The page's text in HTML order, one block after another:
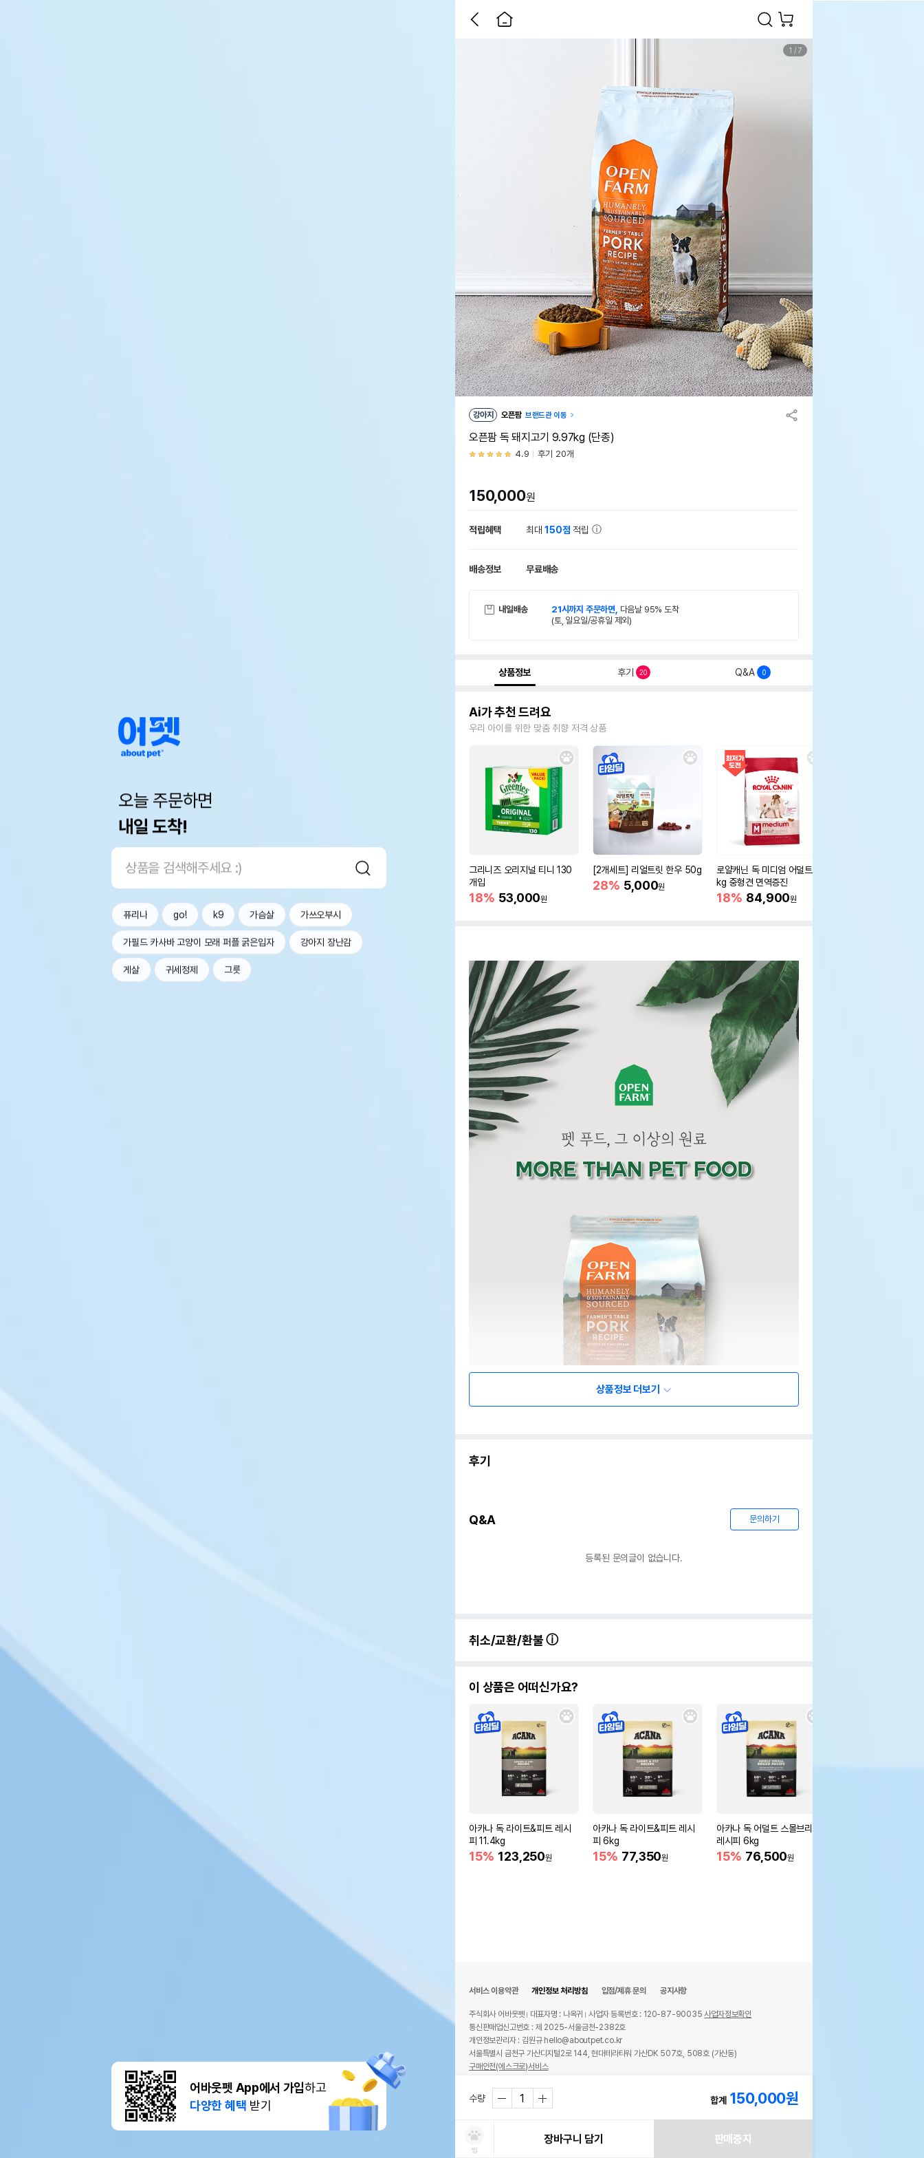
오늘 주문하면
내일 도착!
퓨리나 go! k9 가슴살 가쓰오부시
가필드 카사바 고양이 모래 퍼플 굵은입자 강아지 장난감
게살 귀세정제 그릇
어바웃펫 App에서 가입하고
다양한 혜택 받기
1 / 7
강아지 오픈팜 브랜드관 이동
오픈팜 독 돼지고기 9.97kg (단종)
4.9 후기 20개
150,000원
적립혜택 최대150점 적립
배송정보 무료배송
내일배송 21시까지 주문하면, 다음날 95% 도착
(토, 일요일/공휴일 제외)
상품정보 후기 20 Q&A 0
Ai가 추천 드려요
우리 아이를 위한 맞춤 취향 저격 상품
그리니즈 오리지널 티니 130
개입
18% 53,000원
[2개세트] 리얼트릿 한우 50g
28% 5,000원
로얄캐닌 독 미디엄 어덜트 10
kg 중형견 면역증진
18% 84,900원
상품정보 더보기
후기
Q&A 문의하기
등록된 문의글이 없습니다.
취소/교환/환불
이 상품은 어떠신가요?
아카나 독 라이트&피트 레시
피 11.4kg
15% 123,250원
아카나 독 라이트&피트 레시
피 6kg
15% 77,350원
아카나 독 어덜트 스몰브리드
레시피 6kg
15% 76,500원
수량 합계 150,000원
찜
장바구니 담기 판매중지
서비스 이용약관 개인정보 처리방침 입점/제휴 문의 공지사항
주식회사 어바웃펫 대표자명 : 나옥귀 사업자 등록번호 : 120-87-90035사업자정보확인
통신판매업신고번호 : 제 2025-서울금천-2382호
개인정보관리자 : 김원규 hello@aboutpet.co.kr
서울특별시 금천구 가산디지털2로 144, 현대테라타워 가산DK 507호, 508호 (가산동)
구매안전(에스크로)서비스